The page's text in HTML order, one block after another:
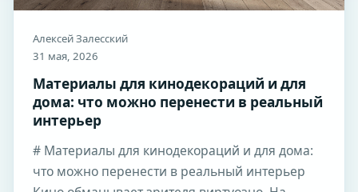
Алексей Залесский
31 мая, 2026
Материалы для кинодекораций и для
дома: что можно перенести в реальный
интерьер
# Материалы для кинодекораций и для дома:
что можно перенести в реальный интерьер